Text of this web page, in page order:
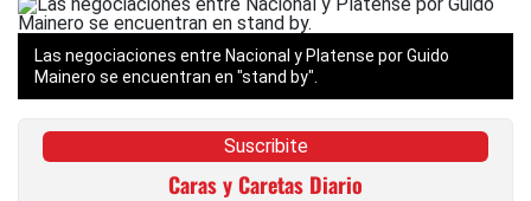
Las negociaciones entre Nacional y Platense por Guido
Mainero se encuentran en "stand by".
Suscribite
Caras y Caretas Diario